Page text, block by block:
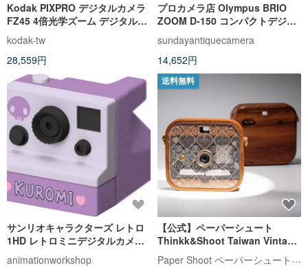
Kodak PIXPRO デジタルカメラ
FZ45 4倍光学ズーム デジタルカ
メラ (ブラック/レッド/ホワイト)
kodak-tw
28,559円
プロカメラ店 Olympus BRIO
ZOOM D-150 コンパクトデジタ
ルカメラ
sundayantiquecamera
14,652円
サンリオキャラクターズ レトロ
1HD レトロミニデジタルカメラ -
クロミ
animationworkshop
送料無料
【公式】ペーパーシュート
Thinkk&Shoot Taiwan Vintage
Patterned Glass 王様のブラン
チ紹介アイテム トイカメラ
Paper Shoot ペーパーシュート【公式】